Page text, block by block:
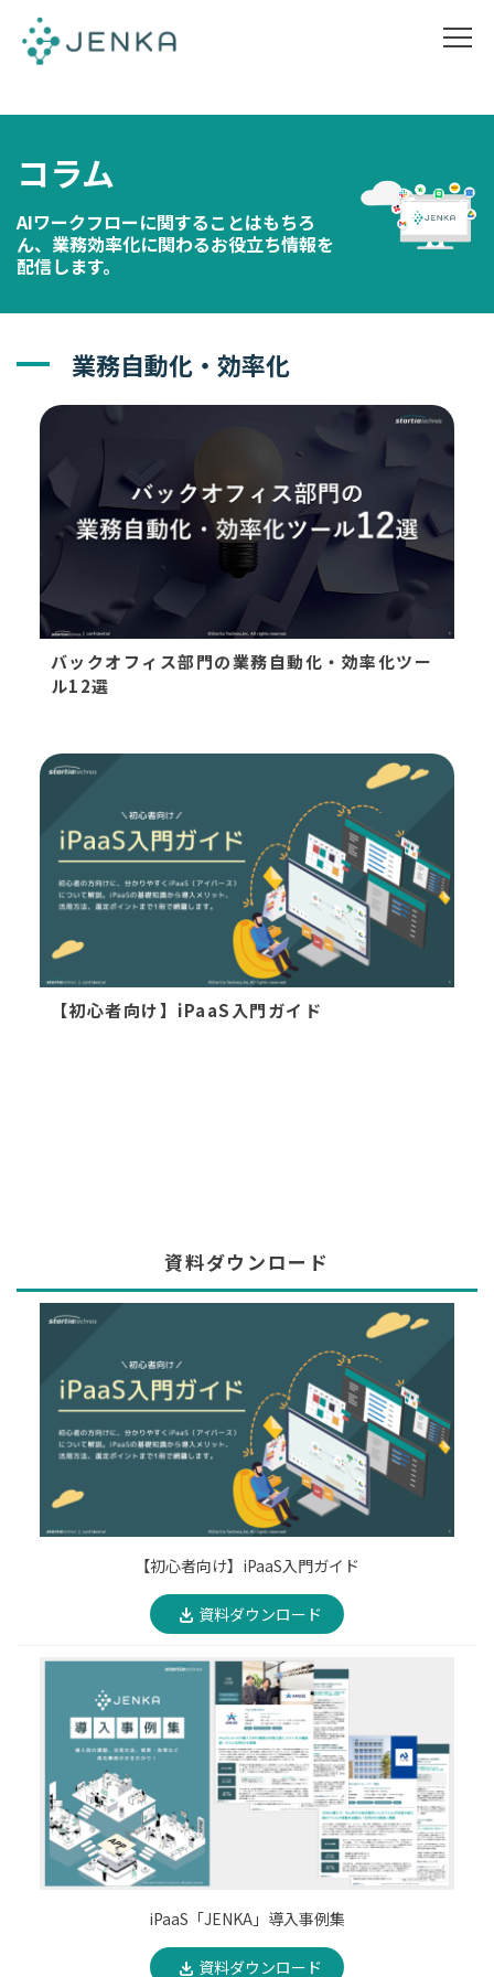
コラム
AIワークフローに関することはもちろ
ん、業務効率化に関わるお役立ち情報を
配信します。
業務自動化・効率化
バックオフィス部門の業務自動化・効率化ツー
ル12選
【初心者向け】iPaaS入門ガイド
資料ダウンロード
【初心者向け】iPaaS入門ガイド
資料ダウンロード
iPaaS「JENKA」導入事例集
資料ダウンロード